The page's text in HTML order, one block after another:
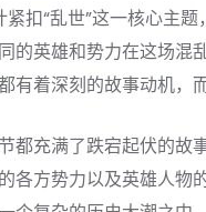
扣“乱世”这一核心主
的英雄和势力在这场混
着深刻的故事动机，
都充满了跌宕起伏的故
各方势力以及英雄人物